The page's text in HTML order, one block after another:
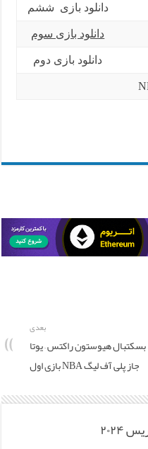
دانلود بازی ششم
دانلود بازی سوم
دانلود بازی دوم
بعدی
بسکتبال هیوستون راکتس – یوتا
جاز پلی آف لیگ NBA بازی اول